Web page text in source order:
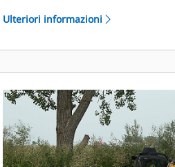
Ulteriori informazioni